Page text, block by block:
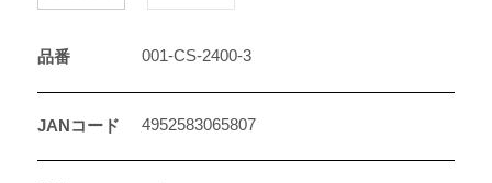
品番 001-CS-2400-3
JANコード 4952583065807